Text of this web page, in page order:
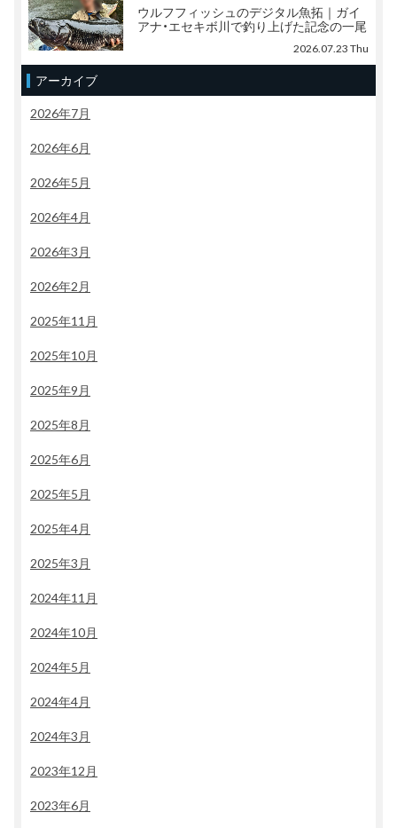
ウルフフィッシュのデジタル魚拓｜ガイ
アナ・エセキボ川で釣り上げた記念の一尾
2026.07.23 Thu
アーカイブ
2026年7月
2026年6月
2026年5月
2026年4月
2026年3月
2026年2月
2025年11月
2025年10月
2025年9月
2025年8月
2025年6月
2025年5月
2025年4月
2025年3月
2024年11月
2024年10月
2024年5月
2024年4月
2024年3月
2023年12月
2023年6月